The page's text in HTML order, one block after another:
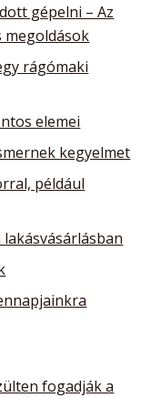
gépelni – Az
megoldások
rágómaki
elemei
kegyelmet
például
fogadják a